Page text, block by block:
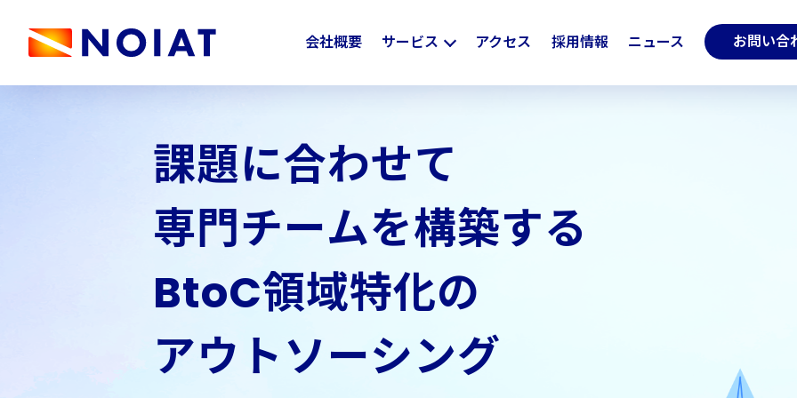
会社概要 サービス アクセス 採用情報 ニュース お問い合
課題に合わせて
専門チームを構築する
BtoC領域特化の
アウトソーシング